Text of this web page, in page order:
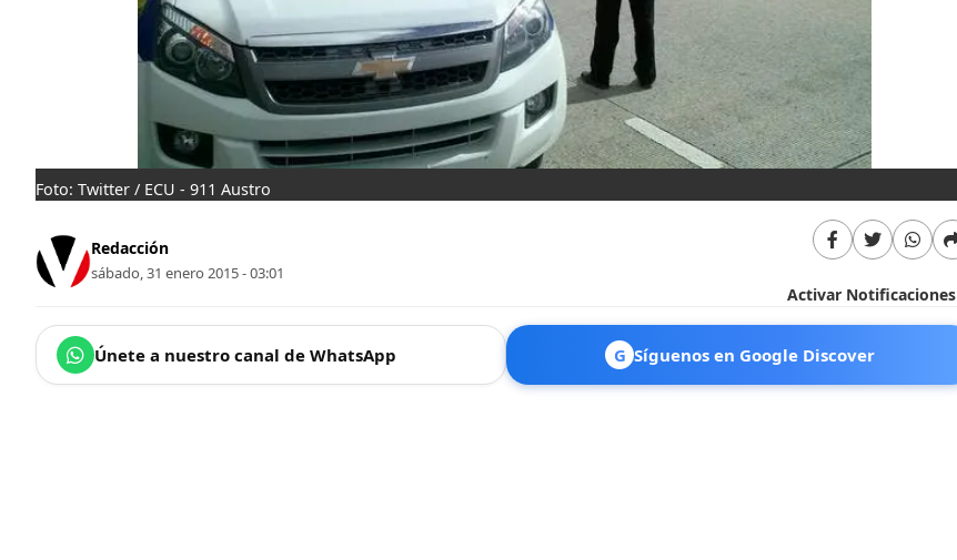
Foto: Twitter / ECU - 911 Austro
Redacción
sábado, 31 enero 2015 - 03:01
Activar Notificaciones
Únete a nuestro canal de WhatsApp G Síguenos en Google Discover